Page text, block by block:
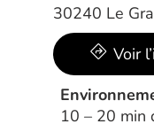
30240 Le
Voir
10 – 20 min